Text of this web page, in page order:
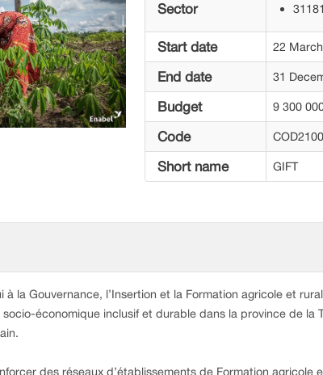
Sector
Start date 22
End date 31
Budget 9 300
Code
Short name GIFT
à la Gouvernance, l’Insertion et la Formation agricole et
économique inclusif et durable dans la province de la
des réseaux d’établissements de Formation agricole